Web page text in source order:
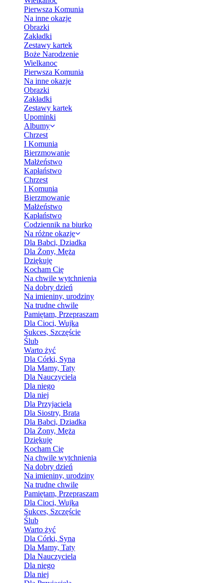
Pierwsza Komunia
Na inne okazje
Obrazki
Zakładki
Zestawy kartek
Boże Narodzenie
Wielkanoc
Pierwsza Komunia
Na inne okazje
Obrazki
Zakładki
Zestawy kartek
Upominki
Albumy
Chrzest
I Komunia
Bierzmowanie
Małżeństwo
Kapłaństwo
Chrzest
I Komunia
Bierzmowanie
Małżeństwo
Kapłaństwo
Codziennik na biurko
Na różne okazje
Dla Babci, Dziadka
Dla Żony, Męża
Dziękuję
Kocham Cię
Na chwile wytchnienia
Na dobry dzień
Na imieniny, urodziny
Na trudne chwile
Pamiętam, Przepraszam
Dla Cioci, Wujka
Sukces, Szczęście
Ślub
Warto żyć
Dla Córki, Syna
Dla Mamy, Taty
Dla Nauczyciela
Dla niego
Dla niej
Dla Przyjaciela
Dla Siostry, Brata
Dla Babci, Dziadka
Dla Żony, Męża
Dziękuję
Kocham Cię
Na chwile wytchnienia
Na dobry dzień
Na imieniny, urodziny
Na trudne chwile
Pamiętam, Przepraszam
Dla Cioci, Wujka
Sukces, Szczęście
Ślub
Warto żyć
Dla Córki, Syna
Dla Mamy, Taty
Dla Nauczyciela
Dla niego
Dla niej